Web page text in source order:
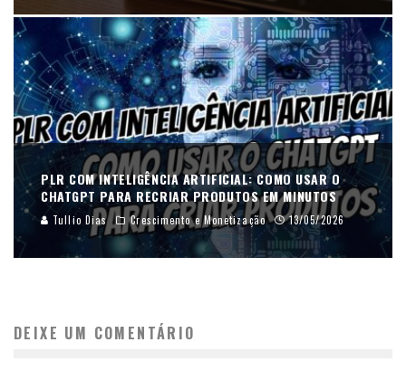
PLR COM INTELIGÊNCIA ARTIFICIAL: COMO USAR O
CHATGPT PARA RECRIAR PRODUTOS EM MINUTOS
Tullio Dias Crescimento e Monetização 13/05/2026
DEIXE UM COMENTÁRIO